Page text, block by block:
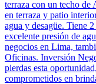
terraza con un techo
en terraza y patio
agua y desagüe. Tiene
excelente presión de
negocios en Lima,
Oficinas. Inversión
pierdas esta
comprometidos en